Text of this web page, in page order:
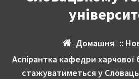
Домашня ::
Аспірантка кафедри харчової
стажуватиметься у